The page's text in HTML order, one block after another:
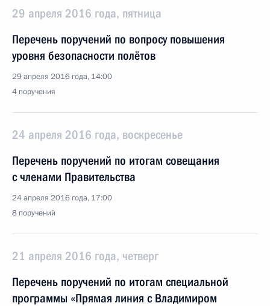
29 апреля 2016 года, пятница
Перечень поручений по вопросу повышения
уровня безопасности полётов
29 апреля 2016 года, 14:00
4 поручения
24 апреля 2016 года, воскресенье
Перечень поручений по итогам совещания
с членами Правительства
24 апреля 2016 года, 17:00
8 поручений
21 апреля 2016 года, четверг
Перечень поручений по итогам специальной
программы «Прямая линия с Владимиром